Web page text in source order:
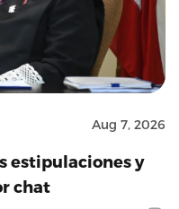
Aug 7, 2026
estipulaciones y
chat